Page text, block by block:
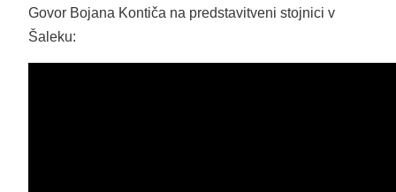
Govor Bojana Kontiča na predstavitveni stojnici v
Šaleku: